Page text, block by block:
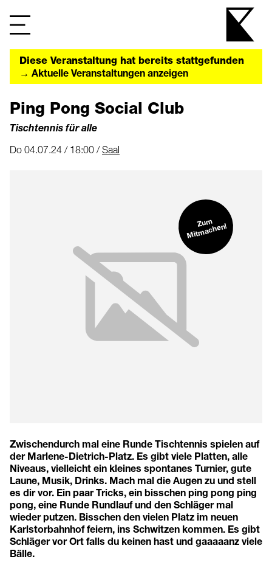
Diese Veranstaltung hat bereits stattgefunden
→ Aktuelle Veranstaltungen anzeigen
Ping Pong Social Club
Tischtennis für alle
Do 04.07.24 / 18:00 /Saal
Zu
m
Mit
machen!
Zwischendurch mal eine Runde Tischtennis spielen auf
der Marlene-Dietrich-Platz. Es gibt viele Platten, alle
Niveaus, vielleicht ein kleines spontanes Turnier, gute
Laune, Musik, Drinks. Mach mal die Augen zu und stell
es dir vor. Ein paar Tricks, ein bisschen ping pong ping
pong, eine Runde Rundlauf und den Schläger mal
wieder putzen. Bisschen den vielen Platz im neuen
Karlstorbahnhof feiern, ins Schwitzen kommen. Es gibt
Schläger vor Ort falls du keinen hast und gaaaaanz viele
Bälle.